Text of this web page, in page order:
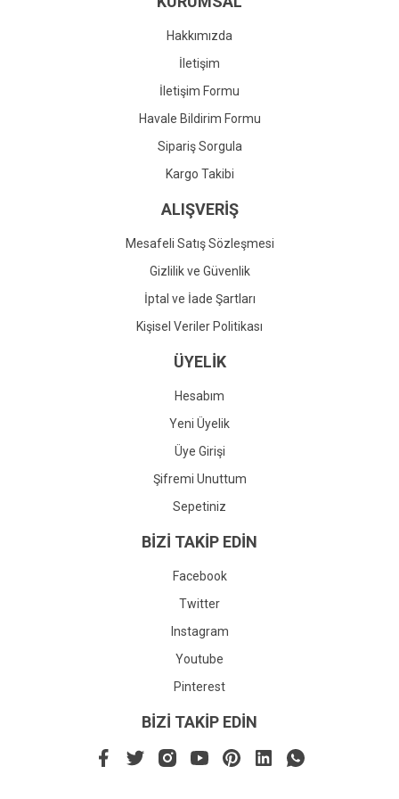
Gönder
Hakkımızda
İletişim
İletişim Formu
Havale Bildirim Formu
Sipariş Sorgula
Kargo Takibi
ALIŞVERİŞ
Mesafeli Satış Sözleşmesi
Gizlilik ve Güvenlik
İptal ve İade Şartları
Kişisel Veriler Politikası
ÜYELİK
Hesabım
Yeni Üyelik
Üye Girişi
Şifremi Unuttum
Sepetiniz
BİZİ TAKİP EDİN
Facebook
Twitter
Instagram
Youtube
Pinterest
BİZİ TAKİP EDİN